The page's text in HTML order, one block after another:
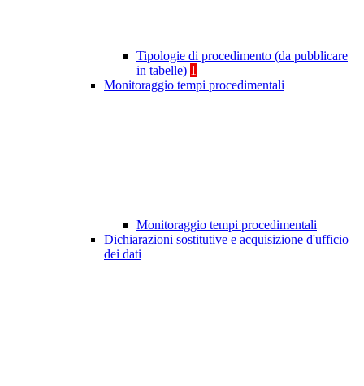
Tipologie di procedimento (da pubblicare
in tabelle) 1
Monitoraggio tempi procedimentali
Monitoraggio tempi procedimentali
Dichiarazioni sostitutive e acquisizione d'ufficio
dei dati